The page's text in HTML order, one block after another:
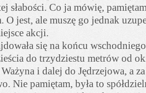
słabości. Co ja mówię,
O jest, ale muszę go jednak
akcji.
się na końcu
do trzydziestu metrów od
i dalej do Jędrzejowa, a
Nie pamiętam, była to